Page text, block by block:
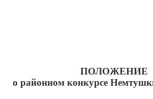
ПОЛОЖЕНИЕ
о районном конкурсе